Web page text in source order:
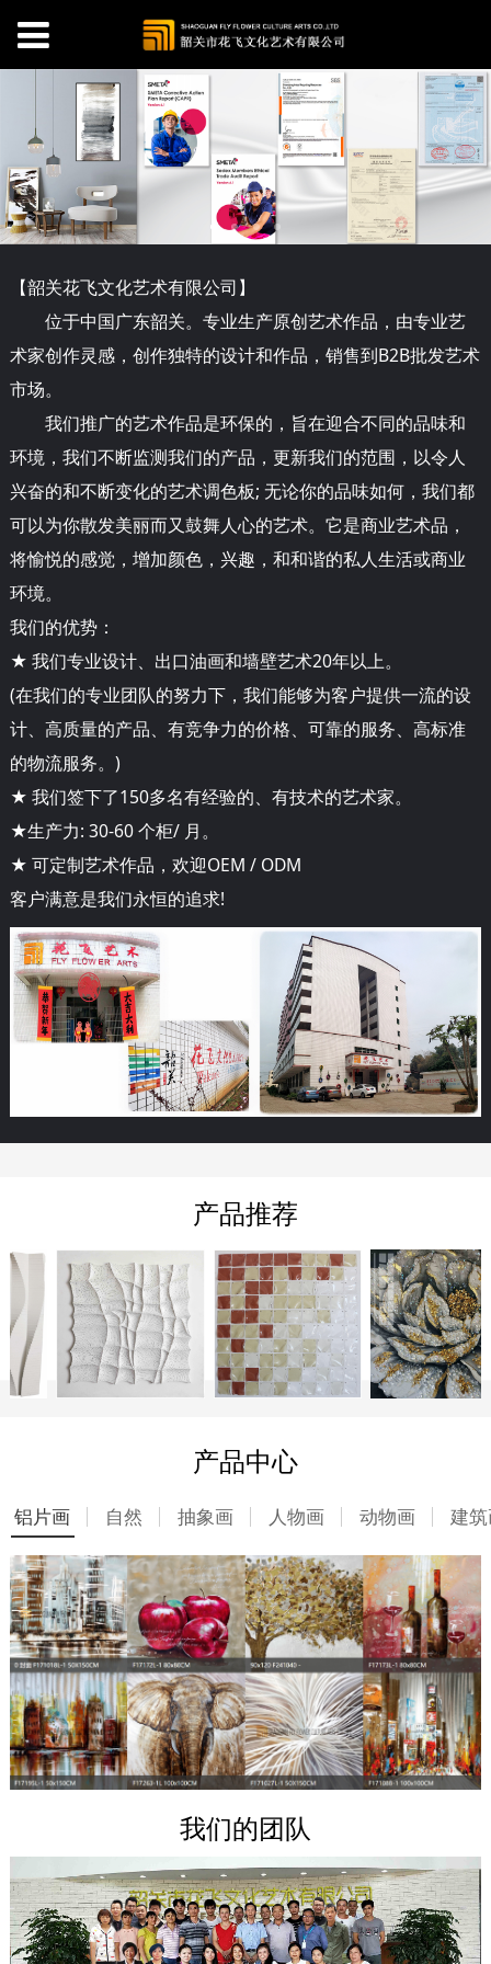
【韶关花飞文化艺术有限公司】
位于中国广东韶关。专业生产原创艺术作品，由专业艺
术家创作灵感，创作独特的设计和作品，销售到B2B批发艺术
市场。
我们推广的艺术作品是环保的，旨在迎合不同的品味和
环境，我们不断监测我们的产品，更新我们的范围，以令人
兴奋的和不断变化的艺术调色板; 无论你的品味如何，我们都
可以为你散发美丽而又鼓舞人心的艺术。它是商业艺术品，
将愉悦的感觉，增加颜色，兴趣，和和谐的私人生活或商业
环境。
我们的优势：
★ 我们专业设计、出口油画和墙壁艺术20年以上。
(在我们的专业团队的努力下，我们能够为客户提供一流的设
计、高质量的产品、有竞争力的价格、可靠的服务、高标准
的物流服务。)
★ 我们签下了150多名有经验的、有技术的艺术家。
★生产力: 30-60 个柜/ 月。
★ 可定制艺术作品，欢迎OEM / ODM
客户满意是我们永恒的追求!
产品推荐
产品中心
铝片画 自然 抽象画 人物画 动物画 建
我们的团队